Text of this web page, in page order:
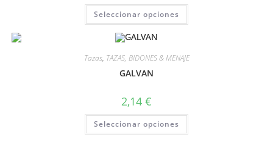
Seleccionar opciones
Tazas, TAZAS, BIDONES & MENAJE
GALVAN
2,14 €
Seleccionar opciones